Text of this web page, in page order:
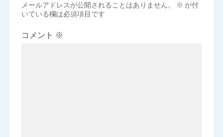
メールアドレスが公開されることはありません。 ※ が付
いている欄は必須項目です
コメント ※